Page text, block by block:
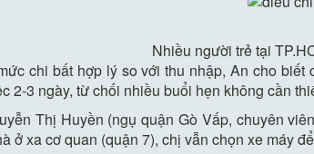
Nhiều người trẻ tại
chi bất hợp lý so với thu nhập, An cho
2-3 ngày, từ chối nhiều buổi hẹn không cần
Thị Huyền (ngụ quận Gò Vấp, chuyên
ở xa cơ quan (quận 7), chị vẫn chọn xe máy